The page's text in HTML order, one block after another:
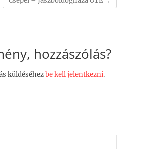
hozzászólás?
küldéséhezbe kell jelentkezni.